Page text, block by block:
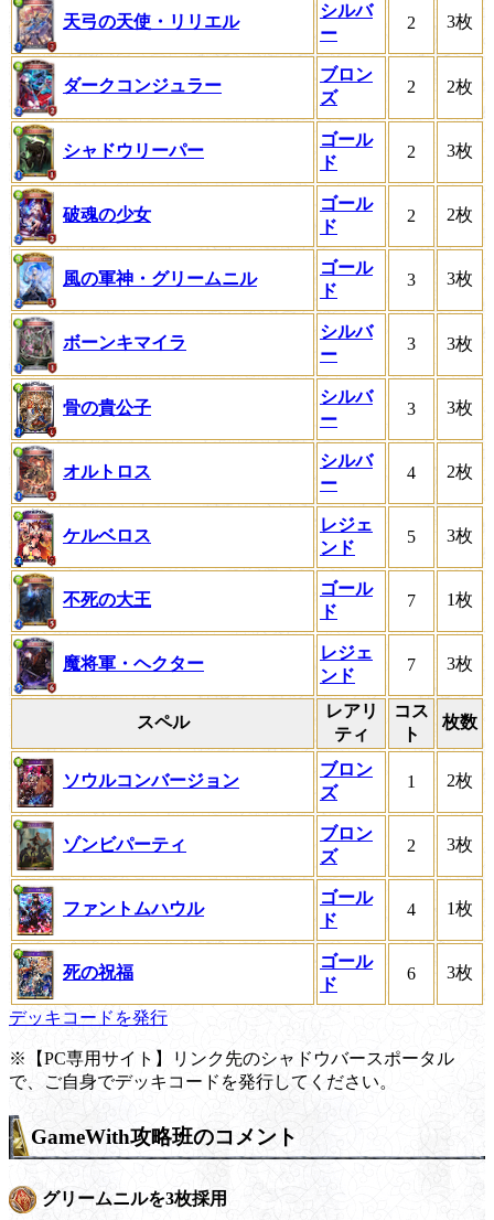
天弓の天使・リリエル
シルバ
ー
2 3枚
ダークコンジュラー
ブロン
ズ
2 2枚
シャドウリーパー
ゴール
ド
2 3枚
破魂の少女
ゴール
ド
2 2枚
風の軍神・グリームニル
ゴール
ド
3 3枚
ボーンキマイラ
シルバ
ー
3 3枚
骨の貴公子
シルバ
ー
3 3枚
オルトロス
シルバ
ー
4 2枚
ケルベロス
レジェ
ンド
5 3枚
不死の大王
ゴール
ド
7 1枚
魔将軍・ヘクター
レジェ
ンド
7 3枚
スペル
レアリ
ティ
コス
ト
枚数
ソウルコンバージョン
ブロン
ズ
1 2枚
ゾンビパーティ
ブロン
ズ
2 3枚
ファントムハウル
ゴール
ド
4 1枚
死の祝福
ゴール
ド
6 3枚
デッキコードを発行
※【PC専用サイト】リンク先のシャドウバースポータル
で、ご自身でデッキコードを発行してください。
GameWith攻略班のコメント
グリームニルを3枚採用